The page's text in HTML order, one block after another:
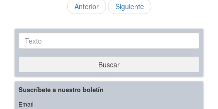
Anterior Siguiente
Texto
Buscar
Suscríbete a nuestro boletín
Email